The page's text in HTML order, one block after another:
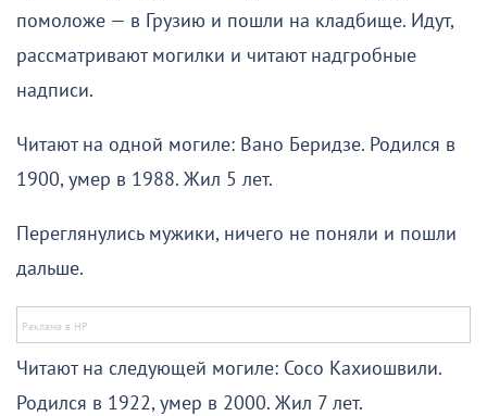
помоложе — в Грузию и пошли на кладбище. Идут,
рассматривают могилки и читают надгробные
надписи.
Читают на одной могиле: Вано Беридзе. Родился в
1900, умер в 1988. Жил 5 лет.
Переглянулись мужики, ничего не поняли и пошли
дальше.
Читают на следующей могиле: Сосо Кахиошвили.
Родился в 1922, умер в 2000. Жил 7 лет.